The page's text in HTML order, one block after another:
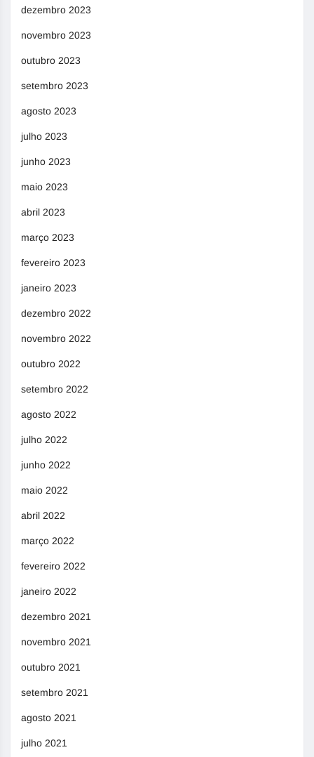
dezembro 2023
novembro 2023
outubro 2023
setembro 2023
agosto 2023
julho 2023
junho 2023
maio 2023
abril 2023
março 2023
fevereiro 2023
janeiro 2023
dezembro 2022
novembro 2022
outubro 2022
setembro 2022
agosto 2022
julho 2022
junho 2022
maio 2022
abril 2022
março 2022
fevereiro 2022
janeiro 2022
dezembro 2021
novembro 2021
outubro 2021
setembro 2021
agosto 2021
julho 2021